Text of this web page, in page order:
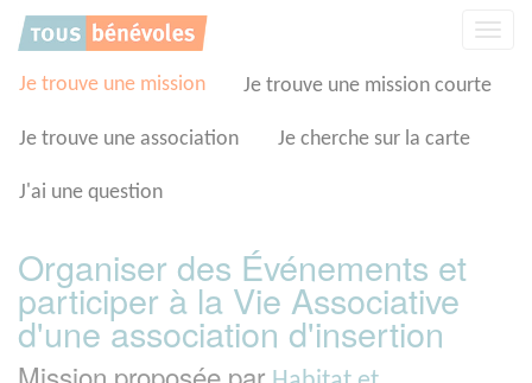
Je trouve une mission Je trouve une mission courte
Je trouve une association Je cherche sur la carte
J'ai une question
Organiser des Événements et
participer à la Vie Associative
d'une association d'insertion
Mission proposée par
Panneau de gestion des cookies